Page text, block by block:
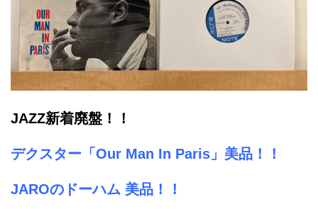
JAZZ新着廃盤！！
デクスター「Our Man In Paris」美品！！
JAROのドーハム 美品！！